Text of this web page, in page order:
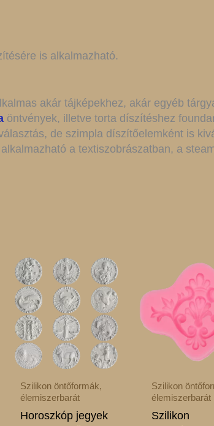
is alkalmazható.
akár tájképekhez, akár egyéb
öntvények, illetve torta díszítéshez
de szimpla díszítőelemként is
a textiszobrászatban, a
Szilikon öntőformák,
élemiszerbarát
Horoszkóp jegyek
Ennek
a
terméknek
több
variációja
van.
A
változatok
termékoldalon
választhatók
Szilikon
élemiszerbarát
Szilikon